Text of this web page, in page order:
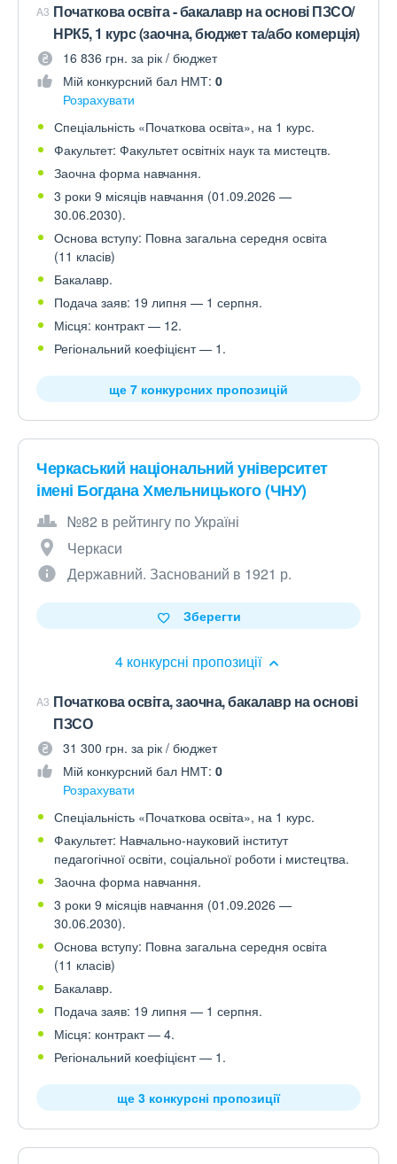
A3 Початкова освіта - бакалавр на основі ПЗСО/
НРК5, 1 курс (заочна, бюджет та/або комерція)
16 836 грн. за рік / бюджет
Мій конкурсний бал НМТ: 0
Розрахувати
Спеціальність «Початкова освіта», на 1 курс.
Факультет: Факультет освітніх наук та мистецтв.
Заочна форма навчання.
3 роки 9 місяців навчання (01.09.2026 —
30.06.2030).
Основа вступу: Повна загальна середня освіта
(11 класів)
Бакалавр.
Подача заяв: 19 липня — 1 серпня.
Місця: контракт — 12.
Регіональний коефіцієнт — 1.
ще 7 конкурсних пропозицій
Черкаський національний університет
імені Богдана Хмельницького (ЧНУ)
№82 в рейтингу по Україні
Черкаси
Державний. Заснований в 1921 р.
4 конкурсні пропозиції
Зберегти
A3 Початкова освіта, заочна, бакалавр на основі
ПЗСО
31 300 грн. за рік / бюджет
Мій конкурсний бал НМТ: 0
Розрахувати
Спеціальність «Початкова освіта», на 1 курс.
Факультет: Навчально-науковий інститут
педагогічної освіти, соціальної роботи і мистецтва.
Заочна форма навчання.
3 роки 9 місяців навчання (01.09.2026 —
30.06.2030).
Основа вступу: Повна загальна середня освіта
(11 класів)
Бакалавр.
Подача заяв: 19 липня — 1 серпня.
Місця: контракт — 4.
Регіональний коефіцієнт — 1.
ще 3 конкурсні пропозиції